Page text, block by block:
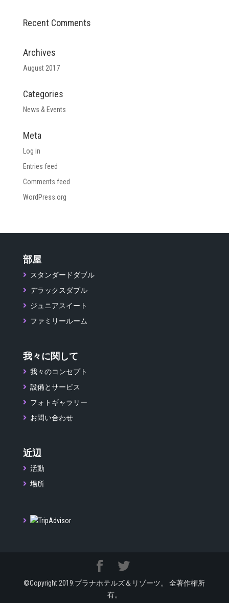
Recent Comments
Archives
August 2017
Categories
News & Events
Meta
Log in
Entries feed
Comments feed
WordPress.org
部屋
スタンダードダブル
デラックスダブル
ジュニアスイート
ファミリールーム
我々に関して
我々のコンセプト
設備とサービス
フォトギャラリー
お問い合わせ
近辺
活動
場所
©Copyright 2019.プラナホテルズ＆リゾーツ。 全著作権所
有。